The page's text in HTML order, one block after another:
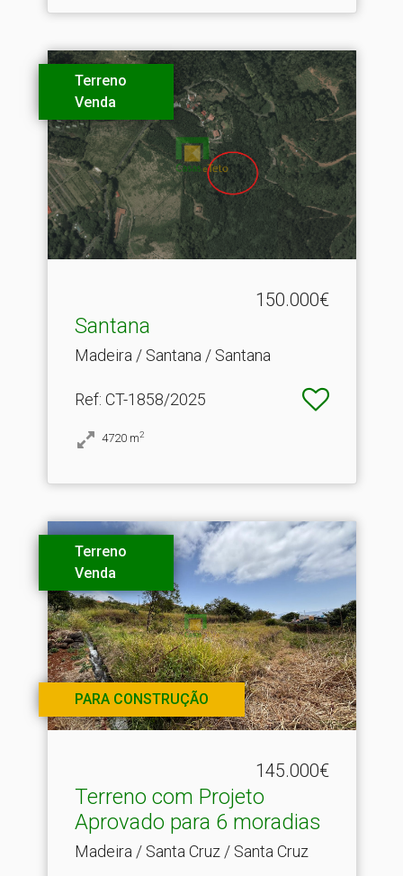
Terreno
Venda
150.000€
Santana
Madeira / Santana / Santana
Ref: CT-1858/2025
4720 m2
Terreno
Venda
PARA CONSTRUÇÃO
145.000€
Terreno com Projeto
Aprovado para 6 moradias
Madeira / Santa Cruz / Santa Cruz